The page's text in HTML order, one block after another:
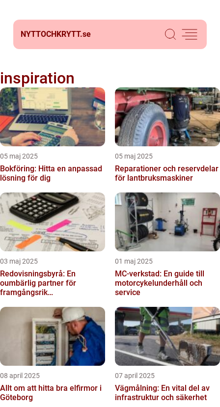
NYTTOCHKRYTT.se
inspiration
05 maj 2025
Bokföring: Hitta en anpassad
lösning för dig
05 maj 2025
Reparationer och reservdelar
för lantbruksmaskiner
03 maj 2025
Redovisningsbyrå: En
oumbärlig partner för
framgångsrik
01 maj 2025
MC-verkstad: En guide till
motorcykelunderhåll och
service
08 april 2025
Allt om att hitta bra elfirmor i
Göteborg
07 april 2025
Vägmålning: En vital del av
infrastruktur och säkerhet